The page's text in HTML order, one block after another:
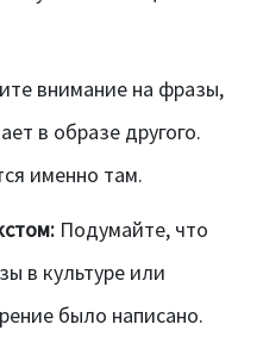
внимание на фразы,
в образе другого.
именно там.
Подумайте, что
в культуре или
было написано.